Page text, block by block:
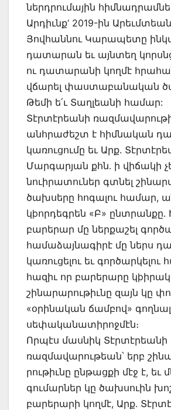
ներդրումային
Արդիւնք‘ 2019-ին
Յովհաննու Կարապետը
դատարան եւ այնտեղ
ու դատարանի կողմէ
վճարել փաստաբանական
Թեմի ե՛ւ Տաղլեանի համար:
Տէրտէրեանի
անհրաժեշտ է հիմնական
կառուցումը եւ Արք.
Մարգարյան քհն. ի վիճակի
նուիրատուներ գտնել
ծախսերը հոգալու համար,
կþորդեգրեն «Բ» ընտրանքը.
բարերար մը ներքաշել
համաձայնագիրէ մը ներս
կառուցելու եւ
հազիւ որ բարերարը
շինարարութիւնը զայն կը
«օրինական ճամբով»
սեփականատիրոջմէն։
Որպէս մասնիկ Տէրտէրեանի
ռազմավարութեան՝ երբ
րութիւնը ընթացքի մէջ է, եւ
գումարներ կը ծախսուին
բարերարի կողմէ, Արք.